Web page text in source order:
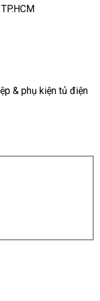
& phụ kiện tủ điện